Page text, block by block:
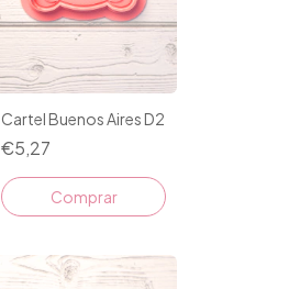
Cartel Buenos Aires D2
€5,27
Comprar